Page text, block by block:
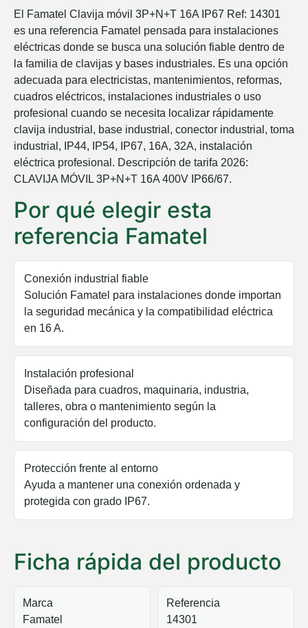
El Famatel Clavija móvil 3P+N+T 16A IP67 Ref: 14301
es una referencia Famatel pensada para instalaciones
eléctricas donde se busca una solución fiable dentro de
la familia de clavijas y bases industriales. Es una opción
adecuada para electricistas, mantenimientos, reformas,
cuadros eléctricos, instalaciones industriales o uso
profesional cuando se necesita localizar rápidamente
clavija industrial, base industrial, conector industrial, toma
industrial, IP44, IP54, IP67, 16A, 32A, instalación
eléctrica profesional. Descripción de tarifa 2026:
CLAVIJA MÓVIL 3P+N+T 16A 400V IP66/67.
Por qué elegir esta
referencia Famatel
Conexión industrial fiable
Solución Famatel para instalaciones donde importan
la seguridad mecánica y la compatibilidad eléctrica
en 16 A.
Instalación profesional
Diseñada para cuadros, maquinaria, industria,
talleres, obra o mantenimiento según la
configuración del producto.
Protección frente al entorno
Ayuda a mantener una conexión ordenada y
protegida con grado IP67.
Ficha rápida del producto
Marca
Famatel
Referencia
14301